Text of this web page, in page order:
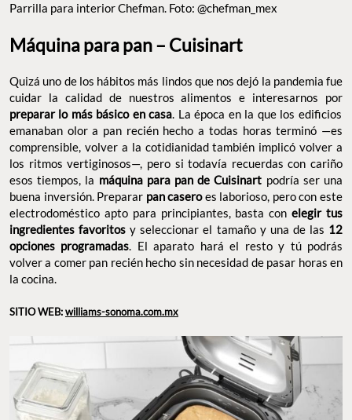
Parrilla para interior Chefman. Foto: @chefman_mex
Máquina para pan – Cuisinart
Quizá uno de los hábitos más lindos que nos dejó la pandemia fue
cuidar la calidad de nuestros alimentos e interesarnos por
preparar lo más básico en casa. La época en la que los edificios
emanaban olor a pan recién hecho a todas horas terminó —es
comprensible, volver a la cotidianidad también implicó volver a
los ritmos vertiginosos—, pero si todavía recuerdas con cariño
esos tiempos, la máquina para pan de Cuisinart podría ser una
buena inversión. Preparar pan caseroes laborioso, pero con este
electrodoméstico apto para principiantes, basta conelegir tus
ingredientes favoritos y seleccionar el tamaño y una de las 12
opciones programadas. El aparato hará el resto y tú podrás
volver a comer pan recién hecho sin necesidad de pasar horas en
la cocina.
SITIO WEB:williams-sonoma.com.mx